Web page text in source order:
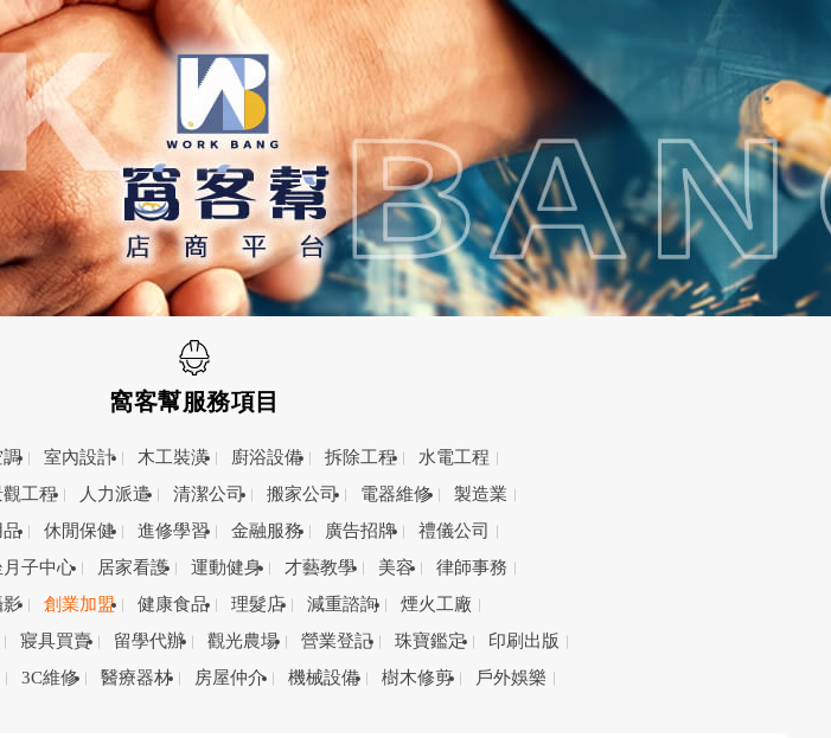
窩客幫服務項目
調 室內設計 木工裝潢 廚浴設備 拆除工程
水電工程
觀工程 人力派遣 清潔公司 搬家公司 電器維修
製造業
品 休閒保健 進修學習 金融服務 廣告招牌
禮儀公司
月子中心 居家看護 運動健身 才藝教學 美容
律師事務
影 創業加盟 健康食品 理髮店 減重諮詢
煙火工廠
寢具買賣 留學代辦 觀光農場 營業登記 珠寶鑑定
印刷出版
3C維修 醫療器材 房屋仲介 機械設備 樹木修剪
戶外娛樂